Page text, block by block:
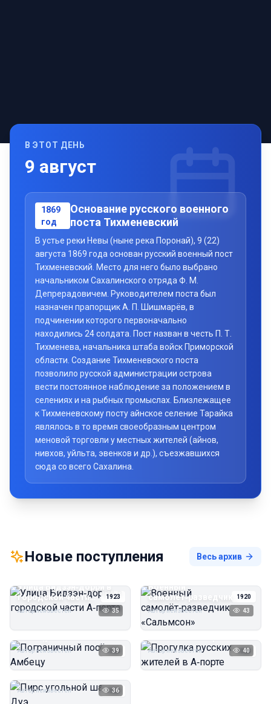
В ЭТОТ ДЕНЬ
9 август
1869
год
Основание русского военного
поста Тихменевский
В устье реки Невы (ныне река Поронай), 9 (22)
августа 1869 года основан русский военный пост
Тихменевский. Место для него было выбрано
начальником Сахалинского отряда Ф. М.
Депрерадовичем. Руководителем поста был
назначен прапорщик А. П. Шишмарёв, в
подчинении которого первоначально
находились 24 солдата. Пост назван в честь П. Т.
Тихменева, начальника штаба войск Приморской
области. Создание Тихменевского поста
позволило русской администрации острова
вести постоянное наблюдение за положением в
селениях и на рыбных промыслах. Близлежащее
к Тихменевскому посту айнское селение Тарайка
являлось в то время своеобразным центром
меновой торговли у местных жителей (айнов,
нивхов, уйльта, эвенков и др.), съезжавшихся
сюда со всего Сахалина.
Новые поступления Весь архив
1923
Улица Бидзэн‑дорри в
городской части
А‑порта
Автор неизвестен 35
1920
Военный
самолёт‑разведчик
«Сальмсон»
Автор неизвестен 43
1923
Автор неизвестен 39 1923
Прогулка русских
Автор неизвестен 40
1923
Пирс угольной шахты
Автор неизвестен 36